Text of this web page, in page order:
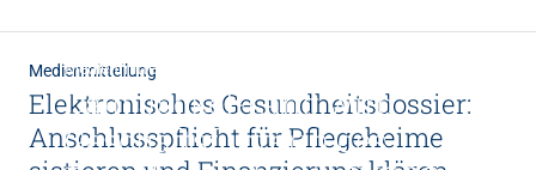
Medienmitteilung
Dalit Jäckel-Lang wird
Geschäftsführerin des
Medienmitteilung
Elektronisches Gesundheitsdossier:
Anschlusspflicht für Pflegeheime